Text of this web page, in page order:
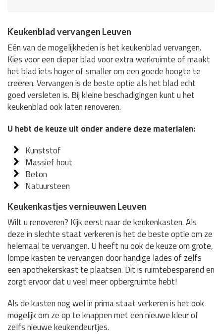
Keukenblad vervangen Leuven
Eén van de mogelijkheden is het keukenblad vervangen.
Kies voor een dieper blad voor extra werkruimte of maakt
het blad iets hoger of smaller om een goede hoogte te
creëren. Vervangen is de beste optie als het blad echt
goed versleten is. Bij kleine beschadigingen kunt u het
keukenblad ook laten renoveren.
U hebt de keuze uit onder andere deze materialen:
Kunststof
Massief hout
Beton
Natuursteen
Keukenkastjes vernieuwen Leuven
Wilt u renoveren? Kijk eerst naar de keukenkasten. Als
deze in slechte staat verkeren is het de beste optie om ze
helemaal te vervangen. U heeft nu ook de keuze om grote,
lompe kasten te vervangen door handige lades of zelfs
een apothekerskast te plaatsen. Dit is ruimtebesparend en
zorgt ervoor dat u veel meer opbergruimte hebt!
Als de kasten nog wel in prima staat verkeren is het ook
mogelijk om ze op te knappen met een nieuwe kleur of
zelfs nieuwe keukendeurtjes.